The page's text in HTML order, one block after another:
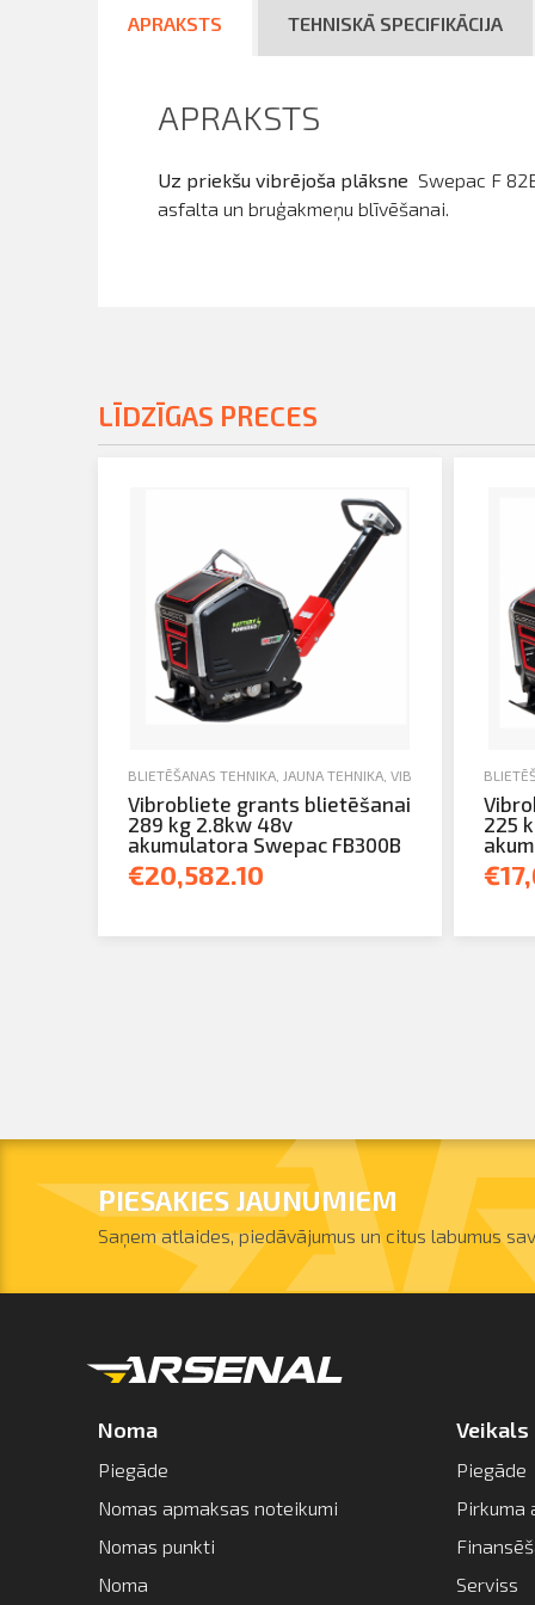
APRAKSTS TEHNISKĀ SPECIFIKĀCIJA
APRAKSTS
Uz priekšu vibrējoša plāksne Swepac F
asfalta un bruģakmeņu blīvēšanai.
LĪDZĪGAS PRECES
BLIETĒŠANAS TEHNIKA JAUNA TEHNIKA VIBROBLIETES
Vibrobliete grants blietēšanai
289 kg 2.8kw 48v
akumulatora Swepac FB300B
€20,582.10
225
PIESAKIES JAUNUMIEM
Saņem atlaides, piedāvājumus un citus labumus
Noma
Piegāde
Nomas apmaksas noteikumi
Nomas punkti
Noma
Veikals
Piegāde
Pirkuma
Serviss